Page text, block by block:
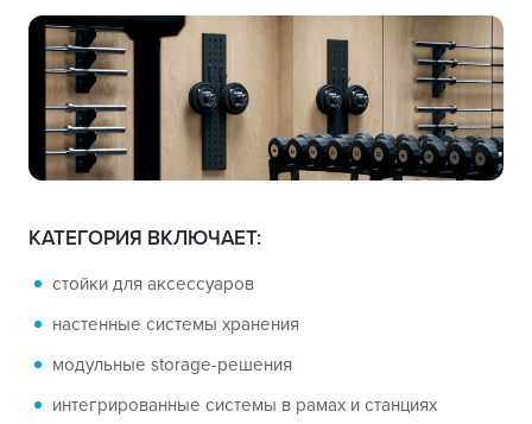
КАТЕГОРИЯ ВКЛЮЧАЕТ:
стойки для аксессуаров
настенные системы хранения
модульные storage-решения
интегрированные системы в рамах и станциях